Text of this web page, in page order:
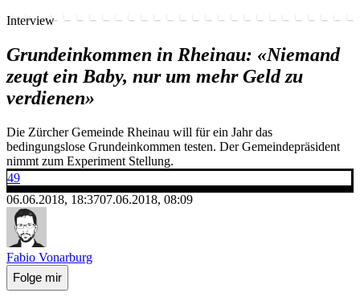
Interview
Grundeinkommen in Rheinau: «Niemand
zeugt ein Baby, nur um mehr Geld zu
verdienen»
Die Zürcher Gemeinde Rheinau will für ein Jahr das
bedingungslose Grundeinkommen testen. Der Gemeindepräsident
nimmt zum Experiment Stellung.
49
06.06.2018, 18:3707.06.2018, 08:09
Fabio Vonarburg
Folge mir